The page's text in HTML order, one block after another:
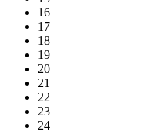
16
17
18
19
20
21
22
23
24